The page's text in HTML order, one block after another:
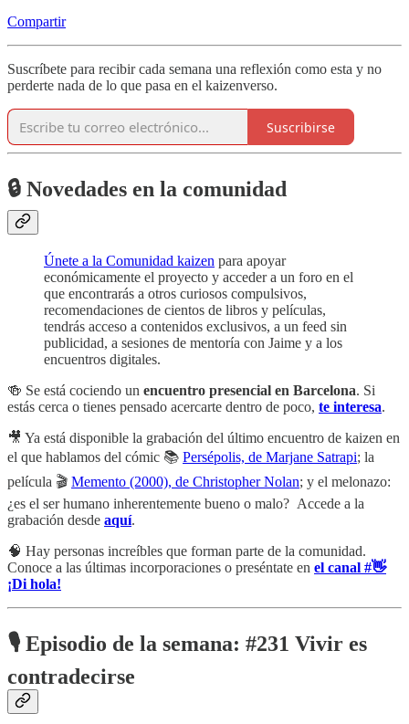
Compartir
Suscríbete para recibir cada semana una reflexión como esta y no
perderte nada de lo que pasa en el kaizenverso.
Suscribirse
🔒 Novedades en la comunidad
Únete a la Comunidad kaizen para apoyar
económicamente el proyecto y acceder a un foro en el
que encontrarás a otros curiosos compulsivos,
recomendaciones de cientos de libros y películas,
tendrás acceso a contenidos exclusivos, a un feed sin
publicidad, a sesiones de mentoría con Jaime y a los
encuentros digitales.
🍻 Se está cociendo un encuentro presencial en Barcelona. Si
estás cerca o tienes pensado acercarte dentro de poco, te interesa.
🎥 Ya está disponible la grabación del último encuentro de kaizen en
el que hablamos del cómic 📚 Persépolis, de Marjane Satrapi; la
película 🎬 Memento (2000), de Christopher Nolan; y el melonazo:
¿es el ser humano inherentemente bueno o malo? Accede a la
grabación desde aquí.
🧠 Hay personas increíbles que forman parte de la comunidad.
Conoce a las últimas incorporaciones o preséntate en el canal #👋
¡Di hola!
🎙️ Episodio de la semana: #231 Vivir es
contradecirse